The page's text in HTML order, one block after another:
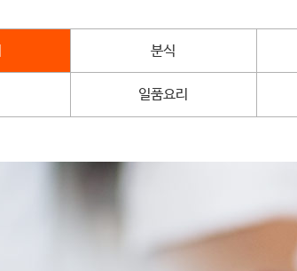
분식
일품요리